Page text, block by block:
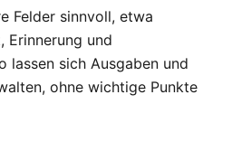
Felder sinnvoll, etwa
Erinnerung und
lassen sich Ausgaben und
ohne wichtige Punkte